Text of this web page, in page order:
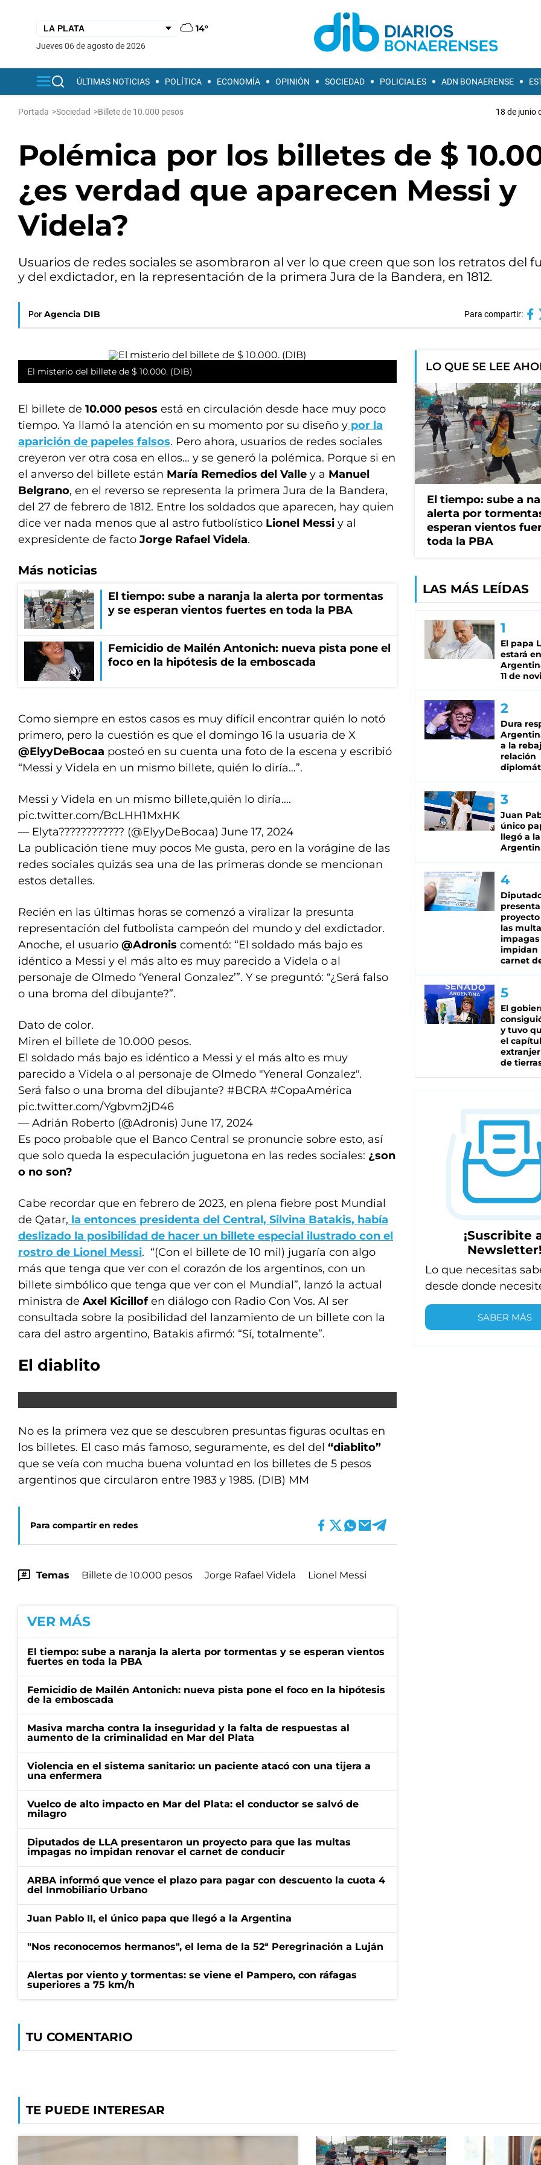
14°
jueves 06 de agosto de 2026
ÚLTIMAS NOTICIAS POLÍTICA ECONOMÍA OPINIÓN SOCIEDAD POLICIALES ADN BONAERENSE
Portada >Sociedad >Billete de 10.000 pesos 18 de junio
Polémica por los billetes de $
¿es verdad que aparecen Messi y
Videla?
Usuarios de redes sociales se asombraron al ver lo que creen que son los retratos del
y del exdictador, en la representación de la primera Jura de la Bandera, en 1812.
Por Agencia DIB Para compartir:
El misterio del billete de $ 10.000. (DIB)
El billete de 10.000 pesos está en circulación desde hace muy poco
tiempo. Ya llamó la atención en su momento por su diseño y por la
aparición de papeles falsos. Pero ahora, usuarios de redes sociales
creyeron ver otra cosa en ellos… y se generó la polémica. Porque si en
el anverso del billete están María Remedios del Valle y a Manuel
Belgrano, en el reverso se representa la primera Jura de la Bandera,
del 27 de febrero de 1812. Entre los soldados que aparecen, hay quien
dice ver nada menos que al astro futbolístico Lionel Messi y al
expresidente de facto Jorge Rafael Videla.
Más noticias
El tiempo: sube a naranja la alerta por tormentas
y se esperan vientos fuertes en toda la PBA
Femicidio de Mailén Antonich: nueva pista pone el
foco en la hipótesis de la emboscada
Como siempre en estos casos es muy difícil encontrar quién lo notó
primero, pero la cuestión es que el domingo 16 la usuaria de X
@ElyyDeBocaa posteó en su cuenta una foto de la escena y escribió
“Messi y Videla en un mismo billete, quién lo diría…”.
Messi y Videla en un mismo billete,quién lo diría….
pic.twitter.com/BcLHH1MxHK
— Elyta???????????? (@ElyyDeBocaa) June 17, 2024
La publicación tiene muy pocos Me gusta, pero en la vorágine de las
redes sociales quizás sea una de las primeras donde se mencionan
estos detalles.
Recién en las últimas horas se comenzó a viralizar la presunta
representación del futbolista campeón del mundo y del exdictador.
Anoche, el usuario @Adronis comentó: “El soldado más bajo es
idéntico a Messi y el más alto es muy parecido a Videla o al
personaje de Olmedo ‘Yeneral Gonzalez’”. Y se preguntó: “¿Será falso
o una broma del dibujante?”.
Dato de color.
Miren el billete de 10.000 pesos.
El soldado más bajo es idéntico a Messi y el más alto es muy
parecido a Videla o al personaje de Olmedo "Yeneral Gonzalez".
Será falso o una broma del dibujante? #BCRA #CopaAmérica
pic.twitter.com/Ygbvm2jD46
— Adrián Roberto (@Adronis) June 17, 2024
Es poco probable que el Banco Central se pronuncie sobre esto, así
que solo queda la especulación juguetona en las redes sociales: ¿son
o no son?
Cabe recordar que en febrero de 2023, en plena fiebre post Mundial
de Qatar, la entonces presidenta del Central, Silvina Batakis, había
deslizado la posibilidad de hacer un billete especial ilustrado con el
rostro de Lionel Messi. “(Con el billete de 10 mil) jugaría con algo
más que tenga que ver con el corazón de los argentinos, con un
billete simbólico que tenga que ver con el Mundial”, lanzó la actual
ministra de Axel Kicillofen diálogo con Radio Con Vos. Al ser
consultada sobre la posibilidad del lanzamiento de un billete con la
cara del astro argentino, Batakis afirmó: “Sí, totalmente”.
El diablito
No es la primera vez que se descubren presuntas figuras ocultas en
los billetes. El caso más famoso, seguramente, es del del “diablito”
que se veía con mucha buena voluntad en los billetes de 5 pesos
argentinos que circularon entre 1983 y 1985. (DIB) MM
Para compartir en redes
Temas Billete de 10.000 pesos Jorge Rafael Videla Lionel Messi
VER MÁS
El tiempo: sube a naranja la alerta por tormentas y se esperan vientos
fuertes en toda la PBA
Femicidio de Mailén Antonich: nueva pista pone el foco en la hipótesis
de la emboscada
Masiva marcha contra la inseguridad y la falta de respuestas al
aumento de la criminalidad en Mar del Plata
Violencia en el sistema sanitario: un paciente atacó con una tijera a
una enfermera
Vuelco de alto impacto en Mar del Plata: el conductor se salvó de
milagro
Diputados de LLA presentaron un proyecto para que las multas
impagas no impidan renovar el carnet de conducir
ARBA informó que vence el plazo para pagar con descuento la cuota 4
del Inmobiliario Urbano
Juan Pablo II, el único papa que llegó a la Argentina
"Nos reconocemos hermanos", el lema de la 52ª Peregrinación a Luján
Alertas por viento y tormentas: se viene el Pampero, con ráfagas
superiores a 75 km/h
TU COMENTARIO
LO QUE SE LEE
El tiempo: sube a
alerta por
esperan vientos
toda la PBA
LAS MÁS LEÍDAS
El papa
estará
11 de
Dura
a la
relación
Juan
único
llegó a la
las
impagas
impidan
carnet
El
y tuvo
el
de
¡Suscribite
Newsletter!
Lo que necesitas
desde donde
SABER MÁS
TE PUEDE INTERESAR